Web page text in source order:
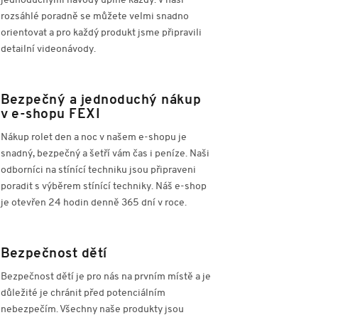
rozsáhlé poradně se můžete velmi snadno
orientovat a pro každý produkt jsme připravili
detailní videonávody.
Bezpečný a jednoduchý nákup
v e-shopu FEXI
Nákup rolet den a noc v našem e-shopu je
snadný, bezpečný a šetří vám čas i peníze. Naši
odborníci na stínící techniku jsou připraveni
poradit s výběrem stínící techniky. Náš e-shop
je otevřen 24 hodin denně 365 dní v roce.
Bezpečnost dětí
Bezpečnost dětí je pro nás na prvním místě a je
důležité je chránit před potenciálním
nebezpečím. Všechny naše produkty jsou